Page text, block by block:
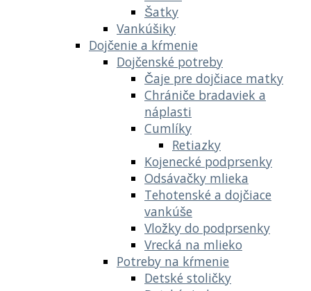
Šatky
Vankúšiky
Dojčenie a kŕmenie
Dojčenské potreby
Čaje pre dojčiace matky
Chrániče bradaviek a
náplasti
Cumlíky
Retiazky
Kojenecké podprsenky
Odsávačky mlieka
Tehotenské a dojčiace
vankúše
Vložky do podprsenky
Vrecká na mlieko
Potreby na kŕmenie
Detské stoličky